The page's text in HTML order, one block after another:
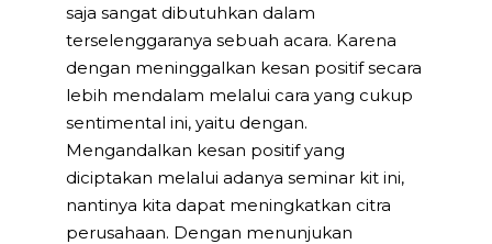
saja sangat dibutuhkan dalam
terselenggaranya sebuah acara. Karena
dengan meninggalkan kesan positif secara
lebih mendalam melalui cara yang cukup
sentimental ini, yaitu dengan.
Mengandalkan kesan positif yang
diciptakan melalui adanya seminar kit ini,
nantinya kita dapat meningkatkan citra
perusahaan. Dengan menunjukan